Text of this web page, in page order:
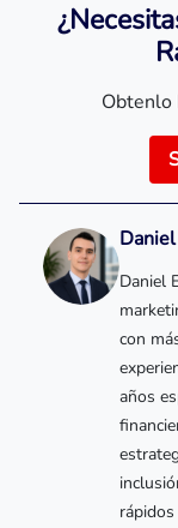
Obtenlo
Daniel
con
años